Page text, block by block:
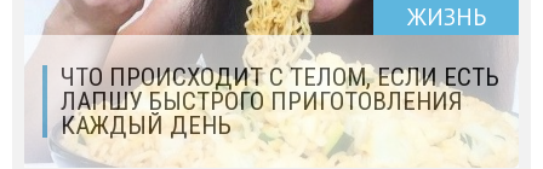
ЖИЗНЬ
ЧТО ПРОИСХОДИТ С ТЕЛОМ, ЕСЛИ ЕСТЬ
ЛАПШУ БЫСТРОГО ПРИГОТОВЛЕНИЯ
КАЖДЫЙ ДЕНЬ